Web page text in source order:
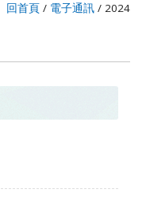
回首頁 / 電子通訊 / 2024